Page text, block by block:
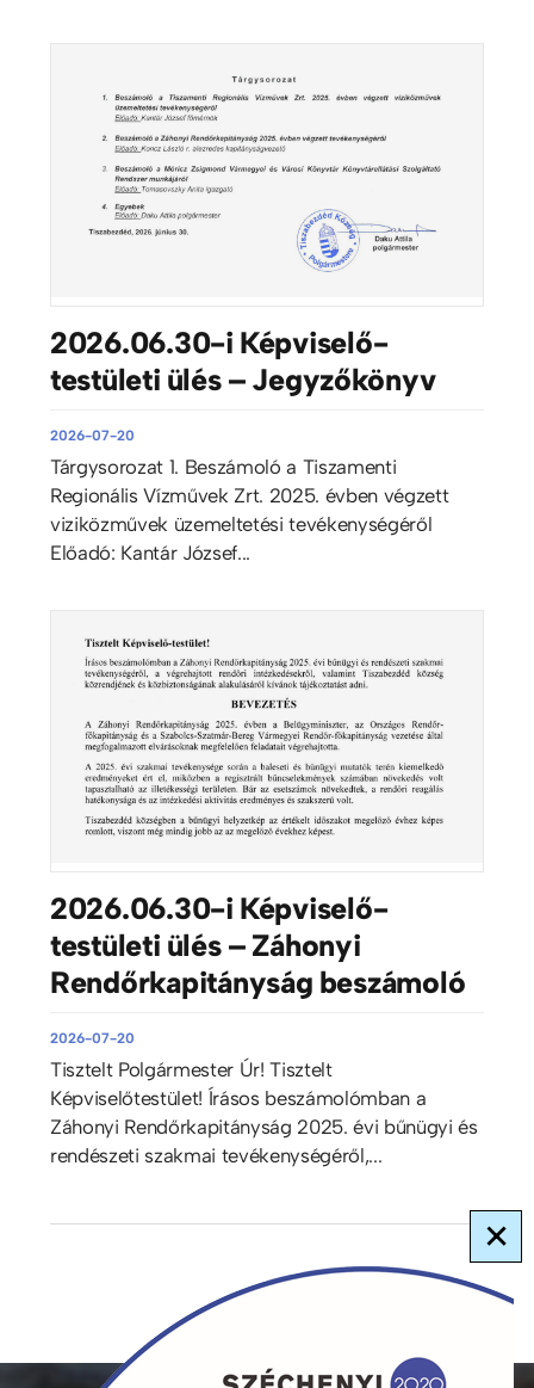
2026.06.30-i Képviselő-
testületi ülés – Jegyzőkönyv
2026-07-20
Tárgysorozat 1. Beszámoló a Tiszamenti
Regionális Vízművek Zrt. 2025. évben végzett
viziközművek üzemeltetési tevékenységéről
Előadó: Kantár József...
2026.06.30-i Képviselő-
testületi ülés – Záhonyi
Rendőrkapitányság beszámoló
2026-07-20
Tisztelt Polgármester Úr! Tisztelt
Képviselőtestület! Írásos beszámolómban a
Záhonyi Rendőrkapitányság 2025. évi bűnügyi és
rendészeti szakmai tevékenységéről,...
×